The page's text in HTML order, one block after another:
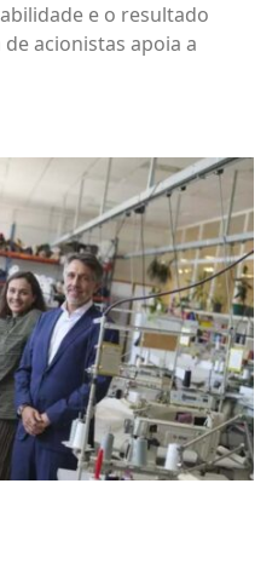
e o resultado
acionistas apoia a